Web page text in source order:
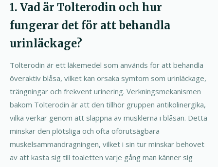
1. Vad är Tolterodin och hur
fungerar det för att behandla
urinläckage?
Tolterodin är ett läkemedel som används för att behandla
överaktiv blåsa, vilket kan orsaka symtom som urinläckage,
trängningar och frekvent urinering. Verkningsmekanismen
bakom Tolterodin är att den tillhör gruppen antikolinergika,
vilka verkar genom att slappna av musklerna i blåsan. Detta
minskar den plötsliga och ofta oförutsägbara
muskelsammandragningen, vilket i sin tur minskar behovet
av att kasta sig till toaletten varje gång man känner sig